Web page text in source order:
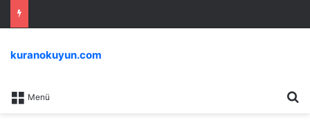
Menü
kuranokuyun.com